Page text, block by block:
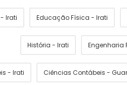
Irati Educação Física - Irati
História - Irati Engenharia
- Irati Ciências Contábeis -